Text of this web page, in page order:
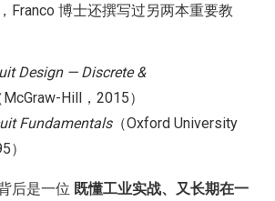
Franco 博士还撰写过另两本重要教
Design — Discrete &
Hill，2015）
Fundamentals（Oxford University
）
后是一位 既懂工业实战、又长期在一